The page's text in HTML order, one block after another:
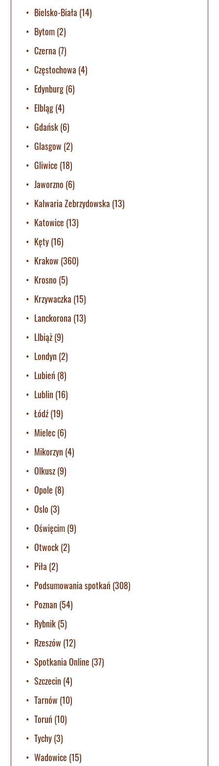
Bielsko-Biała (14)
Bytom(2)
Czerna (7)
Częstochowa (4)
Edynburg(6)
Elbląg(4)
Gdańsk(6)
Glasgow (2)
Gliwice (18)
Jaworzno (6)
Kalwaria Zebrzydowska (13)
Katowice (13)
Kęty(16)
Krakow (360)
Krosno (5)
Krzywaczka (15)
Lanckorona (13)
LIbiąż(9)
Londyn (2)
Lubień (8)
Lublin (16)
Łódź(19)
Mielec(6)
Mikorzyn (4)
Olkusz(9)
Opole (8)
Oslo (3)
Oświęcim(9)
Otwock(2)
Piła (2)
Podsumowania spotkań (308)
Poznan (54)
Rybnik(5)
Rzeszów (12)
Spotkania Online (37)
Szczecin (4)
Tarnów (10)
Toruń (10)
Tychy(3)
Wadowice (15)